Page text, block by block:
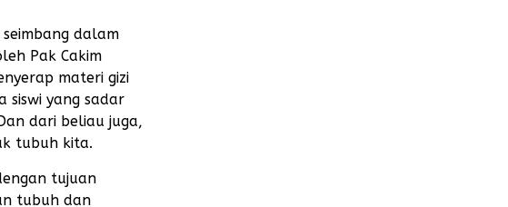
dalam
Pak Cakim
materi gizi
siswi yang sadar
dari beliau juga,
tubuh kita.
tujuan
tubuh dan